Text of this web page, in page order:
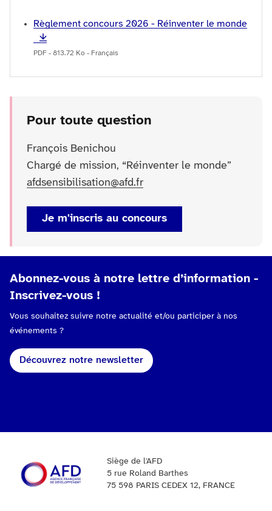
Règlement concours 2026 - Réinventer le monde
PDF - 813.72 Ko - Français
Pour toute question
François Benichou
Chargé de mission, “Réinventer le monde”
afdsensibilisation@afd.fr
Je m'inscris au concours
Abonnez-vous à notre lettre d’information -
Inscrivez-vous !
Vous souhaitez suivre notre actualité et/ou participer à nos
événements ?
Découvrez notre newsletter
Siège de l'AFD
5 rue Roland Barthes
75 598 PARIS CEDEX 12, FRANCE